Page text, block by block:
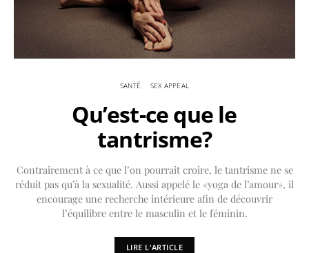
SANTÉ SEX APPEAL
Qu’est-ce que le
tantrisme?
Contrairement à ce que l’on pourrait croire, le tantrisme ne se
réduit pas qu’à la sexualité. Aussi appelé le «yoga de l’amour», il
encourage une recherche intérieure afin de découvrir
l’équilibre entre le masculin et le féminin.
LIRE L'ARTICLE